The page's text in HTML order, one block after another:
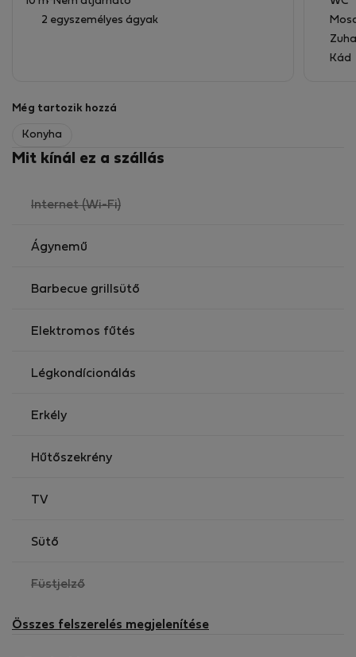
2 egyszemélyes ágyak
Kád
Még tartozik hozzá
Konyha
Mit kínál ez a szállás
Internet (Wi-Fi),
Ágynemű
Barbecue grillsütő
Elektromos fűtés
Légkondícionálás
Erkély
Hűtőszekrény
TV
Sütő
Füstjelző,
elérhető
Összes felszerelés megjelenítése